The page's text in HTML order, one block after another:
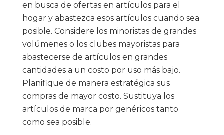
en busca de ofertas en artículos para el
hogar y abastezca esos artículos cuando sea
posible. Considere los minoristas de grandes
volúmenes o los clubes mayoristas para
abastecerse de artículos en grandes
cantidades a un costo por uso más bajo.
Planifique de manera estratégica sus
compras de mayor costo. Sustituya los
artículos de marca por genéricos tanto
como sea posible.